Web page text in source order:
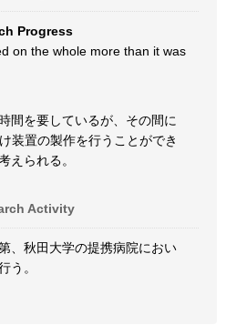
Progress
on the whole more than it was
間を要しているが、その間に
装置の製作を行うことができ
えられる。
Activity
、秋田大学の提携病院におい
う。